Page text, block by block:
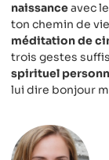
naissanceavec
ton chemin de
méditation de
trois gestes
spirituel
lui dire bonjour